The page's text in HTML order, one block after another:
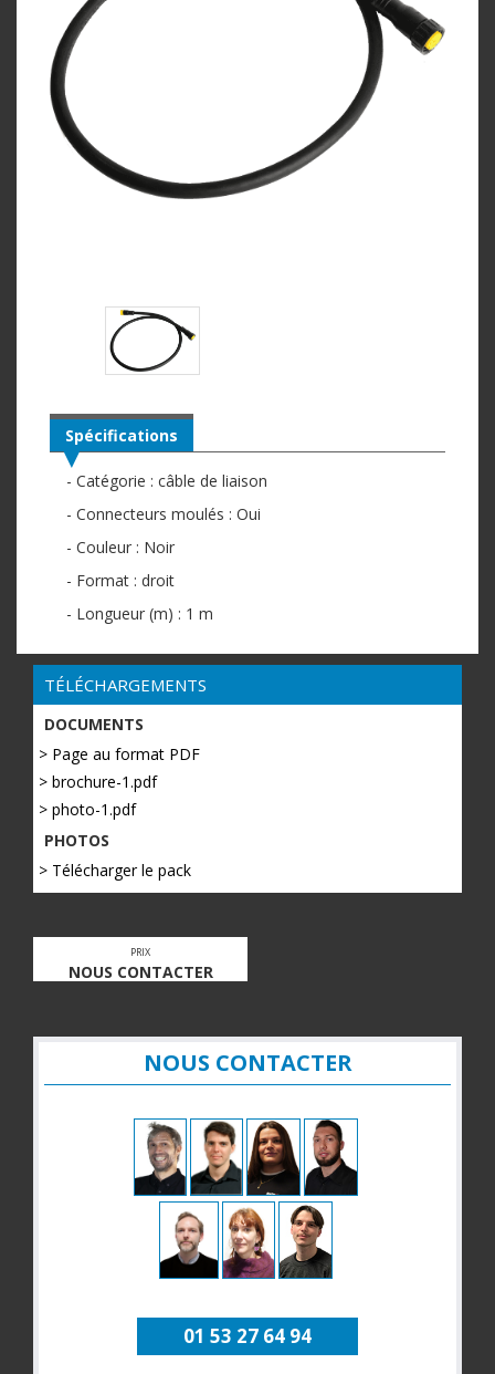
Spécifications
- Catégorie : câble de liaison
- Connecteurs moulés : Oui
- Couleur : Noir
- Format : droit
- Longueur (m) : 1 m
TÉLÉCHARGEMENTS
DOCUMENTS
> Page au format PDF
> brochure-1.pdf
> photo-1.pdf
PHOTOS
> Télécharger le pack
PRIX
NOUS CONTACTER
NOUS CONTACTER
01 53 27 64 94